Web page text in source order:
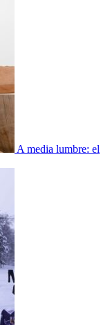
A media lumbre: el